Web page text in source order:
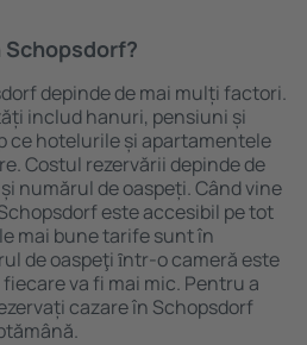
Schopsdorf?
depinde de mai mulți factori.
includ hanuri, pensiuni și
ce hotelurile și apartamentele
Costul rezervării depinde de
numărul de oaspeți. Când vine
este accesibil pe tot
mai bune tarife sunt în
de oaspeţi ȋntr-o cameră este
va fi mai mic. Pentru a
cazare în Schopsdorf